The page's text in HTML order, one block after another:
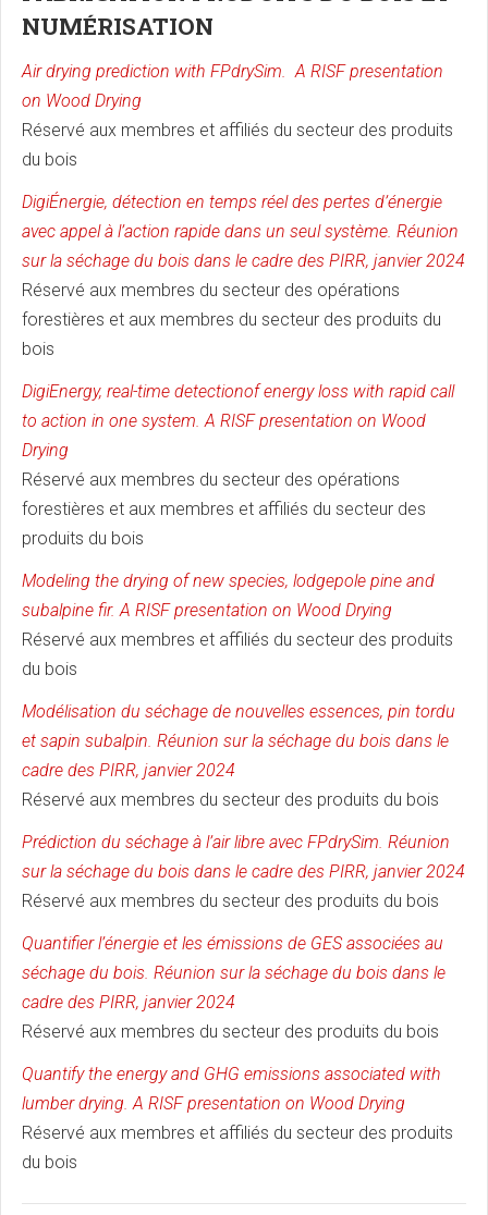
NUMÉRISATION
Air drying prediction with FPdrySim. A RISF presentation
on Wood Drying
Réservé aux membres et affiliés du secteur des produits
du bois
DigiÉnergie, détection en temps réel des pertes d’énergie
avec appel à l’action rapide dans un seul système. Réunion
sur la séchage du bois dans le cadre des PIRR, janvier 2024
Réservé aux membres du secteur des opérations
forestières et aux membres du secteur des produits du
bois
DigiEnergy, real-time detectionof energy loss with rapid call
to action in one system. A RISF presentation on Wood
Drying
Réservé aux membres du secteur des opérations
forestières et aux membres et affiliés du secteur des
produits du bois
Modeling the drying of new species, lodgepole pine and
subalpine fir. A RISF presentation on Wood Drying
Réservé aux membres et affiliés du secteur des produits
du bois
Modélisation du séchage de nouvelles essences, pin tordu
et sapin subalpin. Réunion sur la séchage du bois dans le
cadre des PIRR, janvier 2024
Réservé aux membres du secteur des produits du bois
Prédiction du séchage à l’air libre avec FPdrySim. Réunion
sur la séchage du bois dans le cadre des PIRR, janvier 2024
Réservé aux membres du secteur des produits du bois
Quantifier l’énergie et les émissions de GES associées au
séchage du bois. Réunion sur la séchage du bois dans le
cadre des PIRR, janvier 2024
Réservé aux membres du secteur des produits du bois
Quantify the energy and GHG emissions associated with
lumber drying. A RISF presentation on Wood Drying
Réservé aux membres et affiliés du secteur des produits
du bois